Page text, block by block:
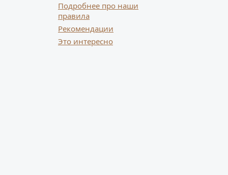
Подробнее про наши
правила
Рекомендации
Это интересно